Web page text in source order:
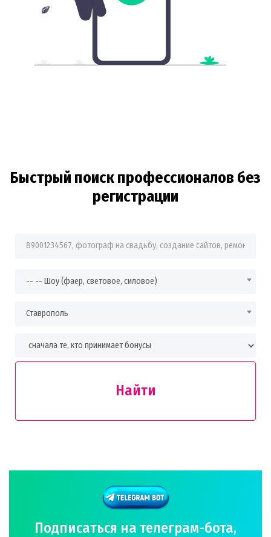
Быстрый поиск профессионалов без
регистрации
Фраза для поиска
-- -- Шоу (фаер, световое, силовое)
Ставрополь
Найти
Подписаться на телеграм-бота,